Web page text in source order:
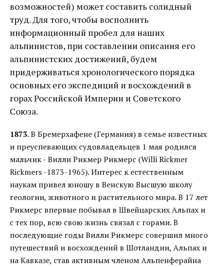
возможностей) может составить солидный
труд. Для того, чтобы восполнить
информационный пробел для наших
альпинистов, при составлении описания его
альпинистских достижений, будем
придерживаться хронологического порядка
основных его экспедиций и восхождений в
горах Российской Империи и Советского
Союза.
1873. В Бремерхафене (Германия) в семье известных
и преуспевающих судовладельцев 1 мая родился
мальчик - Вилли Рикмер Рикмерс (Willi Rickmеr
Rickmers -1873-1965). Интерес к естественным
наукам привел юношу в Венскую Высшую школу
геологии, животного и растительного мира. В 17 лет
Рикмерс впервые побывал в Швейцарских Альпах и
с тех пор, всю свою жизнь связал с горами. В
последующие годы Вилли Рикмерс совершил много
путешествий и восхождений в Шотландии, Альпах и
на Кавказе, став активным членом Альпeнферайна